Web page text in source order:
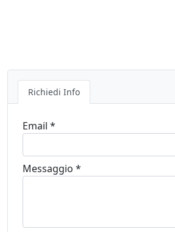
Richiedi Info
Email *
Messaggio *